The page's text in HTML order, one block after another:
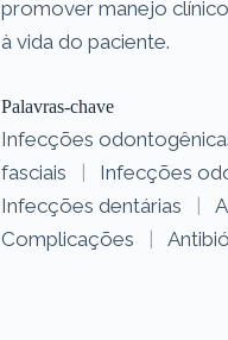
promover manejo
à vida do paciente.
Palavras-chave
Infecções
fasciais
| Infecções
Infecções dentárias
|
Complicações
|